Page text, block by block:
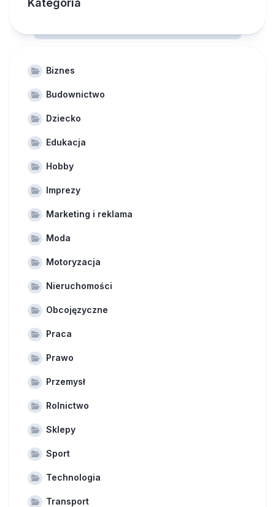
Kategoria
Biznes
Budownictwo
Dziecko
Edukacja
Hobby
Imprezy
Marketing i reklama
Moda
Motoryzacja
Nieruchomości
Obcojęzyczne
Praca
Prawo
Przemysł
Rolnictwo
Sklepy
Sport
Technologia
Transport